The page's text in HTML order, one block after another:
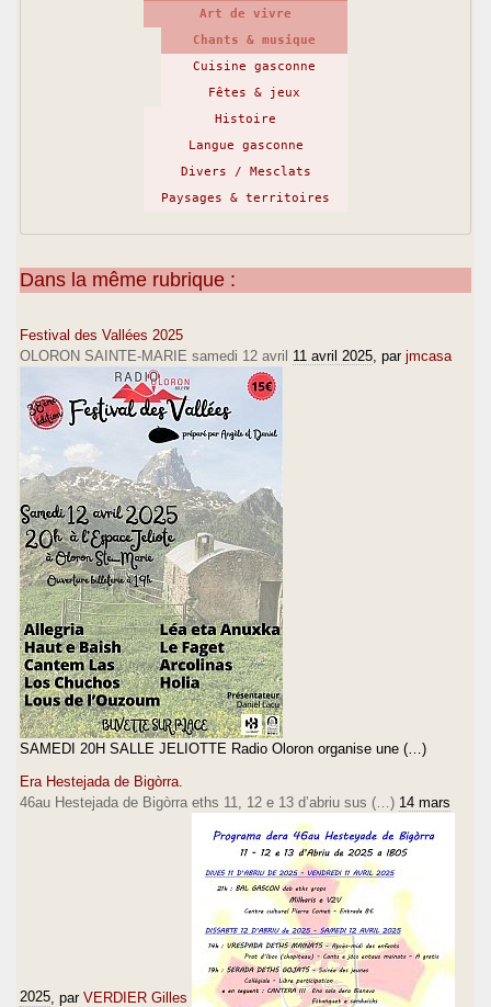
Art de vivre
Chants & musique
Cuisine gasconne
Fêtes & jeux
Histoire
Langue gasconne
Divers / Mesclats
Paysages & territoires
Dans la même rubrique :
Festival des Vallées 2025
OLORON SAINTE-MARIE samedi 12 avril 11 avril 2025 , par jmcasa
SAMEDI 20H SALLE JELIOTTE Radio Oloron organise une (…)
Era Hestejada de Bigòrra.
46au Hestejada de Bigòrra eths 11, 12 e 13 d’abriu sus (…) 14 mars
2025 , par VERDIER Gilles